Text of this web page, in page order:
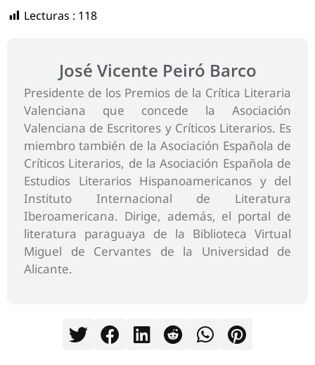
Lecturas : 118
José Vicente Peiró Barco
Presidente de los Premios de la Crítica Literaria
Valenciana que concede la Asociación
Valenciana de Escritores y Críticos Literarios. Es
miembro también de la Asociación Española de
Críticos Literarios, de la Asociación Española de
Estudios Literarios Hispanoamericanos y del
Instituto Internacional de Literatura
Iberoamericana. Dirige, además, el portal de
literatura paraguaya de la Biblioteca Virtual
Miguel de Cervantes de la Universidad de
Alicante.